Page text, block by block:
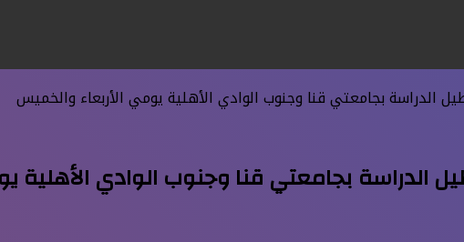
الدراسة بجامعتي قنا وجنوب الوادي الأهلية يومي الأربعاء والخميس
الدراسة بجامعتي قنا وجنوب الوادي الأهلية